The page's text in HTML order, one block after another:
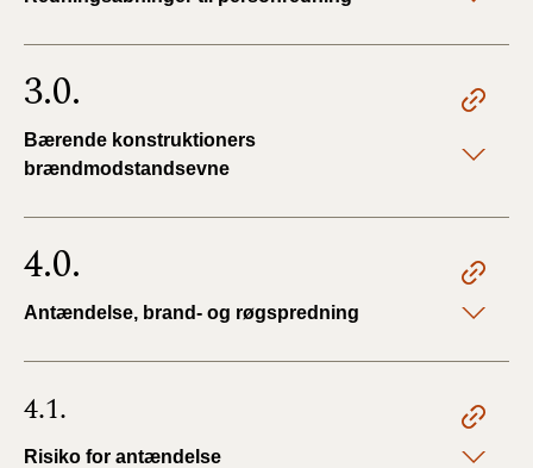
3.0.
Bærende konstruktioners
brændmodstandsevne
4.0.
Antændelse, brand- og røgspredning
4.1.
Risiko for antændelse